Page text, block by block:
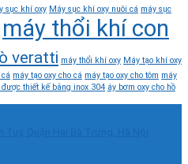
sục khí oxy Máy sục khí oxy nuôi cá máy sục
máy thổi khí con
veratti máy thổi khí oxy Máy tạo khí oxy
máy tạo oxy cho cá máy tạo oxy cho tôm máy
được thiết kế bằng inox 304 áy bơm oxy cho hồ